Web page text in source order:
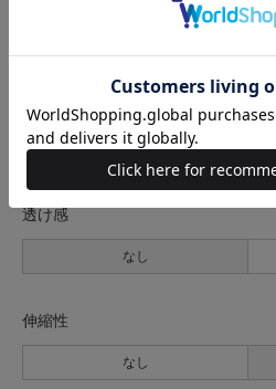
裏地
なし
透け感
なし
伸縮性
なし